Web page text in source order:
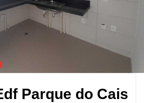
Parque do Cais